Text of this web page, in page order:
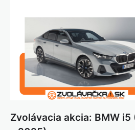
Zvolávacia akcia: BMW i5